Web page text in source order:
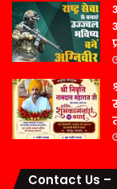
Contact Us –